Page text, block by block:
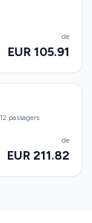
de
EUR 105.91
passagers
de
EUR 211.82